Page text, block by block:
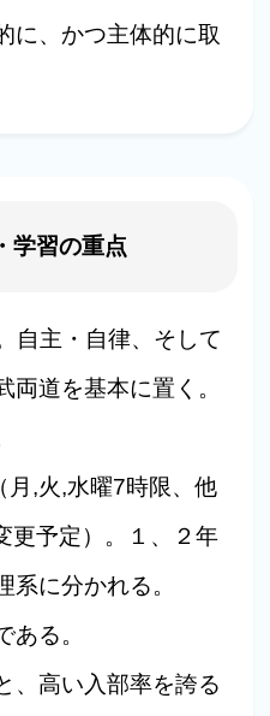
に、かつ主体的に取
学習の重点
自主・自律、そして
両道を基本に置く。
月,火,水曜7時限、他
予定）。１、２年
系に分かれる。
ある。
、高い入部率を誇る